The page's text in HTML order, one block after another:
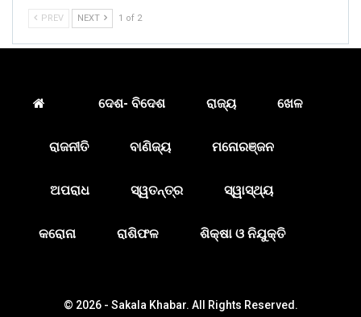
PREV NEXT 1 of 2
ଦେଶ- ବିଦେଶ ରାଜ୍ୟ ଖେଳ
ରାଜନୀତି ବାଣିଜ୍ୟ ମନୋରଞ୍ଜନ
ଅପରାଧ ସ୍ୱତନ୍ତ୍ର ସ୍ୱାସ୍ଥ୍ୟ
କରୋନା ରାଶିଫଳ ଶିକ୍ଷା ଓ ନିଯୁକ୍ତି
© 2026 - Sakala Khabar. All Rights Reserved.